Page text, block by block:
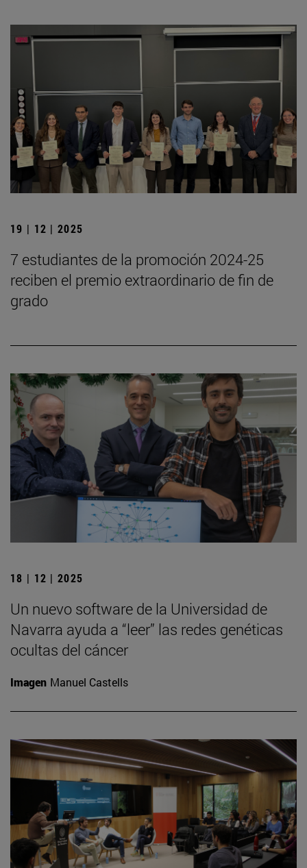
19 | 12 | 2025
7 estudiantes de la promoción 2024-25
reciben el premio extraordinario de fin de
grado
18 | 12 | 2025
Un nuevo software de la Universidad de
Navarra ayuda a “leer” las redes genéticas
ocultas del cáncer
Imagen Manuel Castells